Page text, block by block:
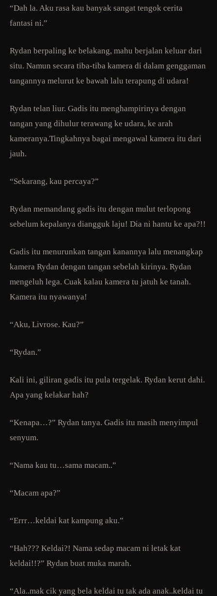
“Dah la. Aku rasa kau banyak sangat tengok cerita
fantasi ni.”
Rydan berpaling ke belakang, mahu berjalan keluar dari
situ. Namun secara tiba-tiba kamera di dalam genggaman
tangannya melurut ke bawah lalu terapung di udara!
Rydan telan liur. Gadis itu menghampirinya dengan
tangan yang dihulur terawang ke udara, ke arah
kameranya.Tingkahnya bagai mengawal kamera itu dari
jauh.
“Sekarang, kau percaya?”
Rydan memandang gadis itu dengan mulut terlopong
sebelum kepalanya diangguk laju! Dia ni hantu ke apa?!!
Gadis itu menurunkan tangan kanannya lalu menangkap
kamera Rydan dengan tangan sebelah kirinya. Rydan
mengeluh lega. Cuak kalau kamera tu jatuh ke tanah.
Kamera itu nyawanya!
“Aku, Livrose. Kau?”
“Rydan.”
Kali ini, giliran gadis itu pula tergelak. Rydan kerut dahi.
Apa yang kelakar hah?
“Kenapa…?” Rydan tanya. Gadis itu masih menyimpul
senyum.
“Nama kau tu…sama macam..”
“Macam apa?”
“Errr…keldai kat kampung aku.”
“Hah??? Keldai?! Nama sedap macam ni letak kat
keldai!!?” Rydan buat muka marah.
“Ala..mak cik yang bela keldai tu tak ada anak..keldai tu